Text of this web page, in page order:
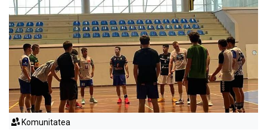
Komunitatea